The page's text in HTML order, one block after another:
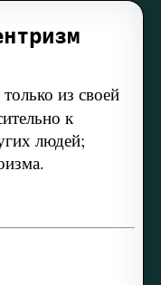
из своей
к
людей;